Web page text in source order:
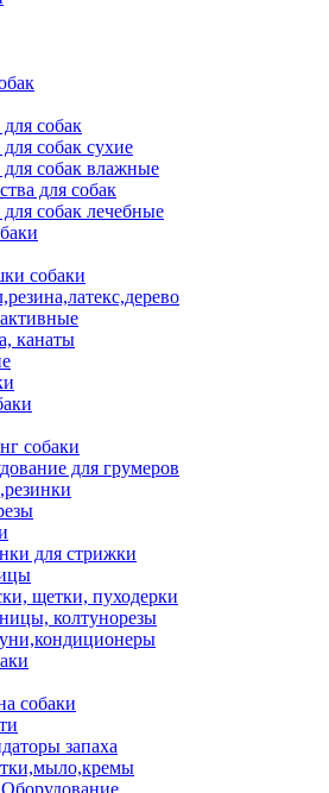
собак
собак сухие
собак влажные
для собак
собак лечебные
собаки
канаты
собаки
для грумеров
для стрижки
щетки, пуходерки
колтунорезы
собаки
запаха